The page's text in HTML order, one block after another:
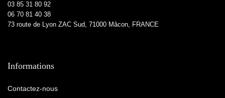
03 85 31 80 92
06 70 81 40 38
73 route de Lyon ZAC Sud, 71000 Mâcon, FRANCE
Informations
Contactez-nous